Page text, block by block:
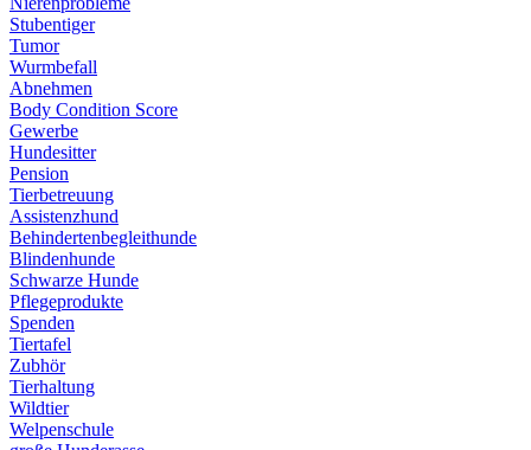
Stubentiger
Tumor
Wurmbefall
Abnehmen
Body Condition Score
Gewerbe
Hundesitter
Pension
Tierbetreuung
Assistenzhund
Behindertenbegleithunde
Blindenhunde
Schwarze Hunde
Pflegeprodukte
Spenden
Tiertafel
Zubhör
Tierhaltung
Wildtier
Welpenschule